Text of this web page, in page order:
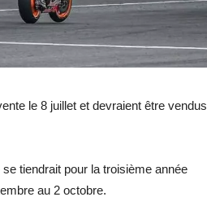
le 8 juillet et devraient être vendus
tiendrait pour la troisième année
au 2 octobre.